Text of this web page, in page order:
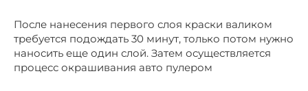
После нанесения первого слоя краски валиком
требуется подождать 30 минут, только потом нужно
наносить еще один слой. Затем осуществляется
процесс окрашивания авто пулером